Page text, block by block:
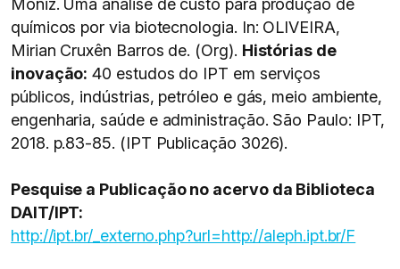
Moniz. Uma análise de custo para produção de
químicos por via biotecnologia. In: OLIVEIRA,
Mirian Cruxên Barros de. (Org). Histórias de
inovação: 40 estudos do IPT em serviços
públicos, indústrias, petróleo e gás, meio ambiente,
engenharia, saúde e administração. São Paulo: IPT,
2018. p.83-85. (IPT Publicação 3026).
Pesquise a Publicação no acervo da Biblioteca
DAIT/IPT:
http://ipt.br/_externo.php?url=http://aleph.ipt.br/F